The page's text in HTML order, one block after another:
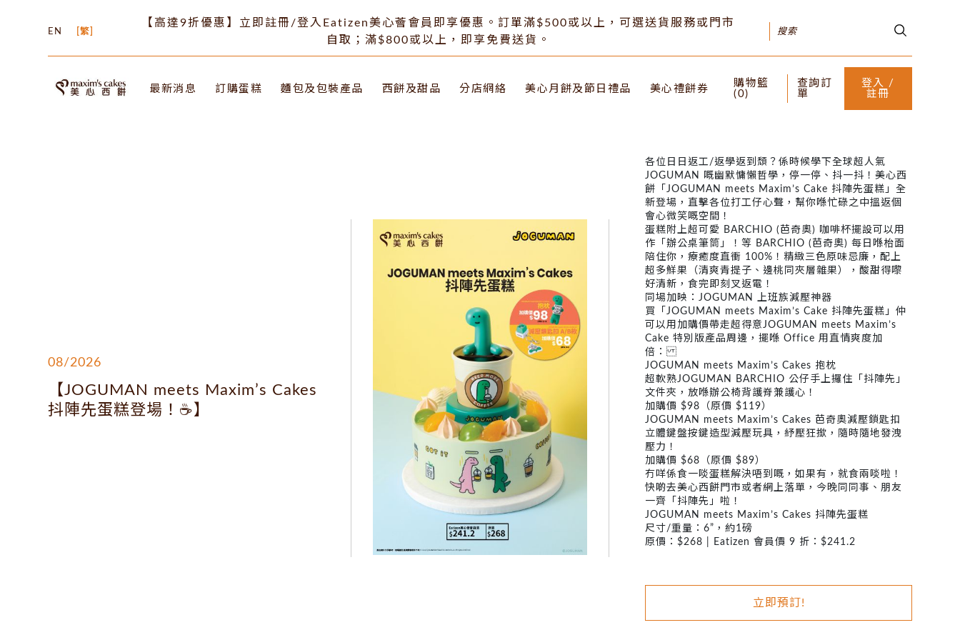
EN 繁
【高達9折優惠】立即註冊/登入Eatizen美心薈會員即享優惠。訂單滿$500或以上，可選送貨服務或門市
自取；滿$800或以上，即享免費送貨。
最新消息 訂購蛋糕 麵包及包裝產品 西餅及甜品 分店網絡 美心月餅及節日禮品 美心禮餅券
購物籃
( 0)
查詢訂
單
登入 /
註冊
08/2026
【JOGUMAN meets Maxim’s Cakes
抖陣先蛋糕登場！☕】
各位日日返工/返學返到頹？係時候學下全球超人氣
JOGUMAN 嘅幽默慵懶哲學，停一停、抖一抖！美心西
餅「JOGUMAN meets Maxim’s Cake 抖陣先蛋糕」全
新登場，直擊各位打工仔心聲，幫你喺忙碌之中搵返個
會心微笑嘅空間！
蛋糕附上超可愛 BARCHIO (芭奇奧) 咖啡杯擺設可以用
作「辦公桌筆筒」！等 BARCHIO (芭奇奧) 每日喺枱面
陪住你，療癒度直衝 100%！精緻三色原味忌廉，配上
超多鮮果（清爽青提子、邊桃同夾層雜果），酸甜得嚟
好清新，食完即刻叉返電！
同場加映：JOGUMAN 上班族減壓神器
買「JOGUMAN meets Maxim’s Cake 抖陣先蛋糕」仲
可以用加購價帶走超得意JOGUMAN meets Maxim’s
Cake 特別版產品周邊，擺喺 Office 用直情爽度加
倍：
JOGUMAN meets Maxim’s Cakes 抱枕
超軟熟JOGUMAN BARCHIO 公仔手上攞住「抖陣先」
文件夾，放喺辦公椅背護脊兼護心！
加購價 $98（原價 $119）
JOGUMAN meets Maxim’s Cakes 芭奇奧減壓鎖匙扣
立體鍵盤按鍵造型減壓玩具，紓壓狂撳，隨時隨地發洩
壓力！
加購價 $68（原價 $89）
冇咩係食一啖蛋糕解決唔到嘅，如果有，就食兩啖啦！
快啲去美心西餅門市或者網上落單，今晚同同事、朋友
一齊「抖陣先」啦！
JOGUMAN meets Maxim’s Cakes 抖陣先蛋糕
尺寸/重量：6”，約1磅
原價：$268 | Eatizen 會員價 9 折：$241.2
立即預訂!